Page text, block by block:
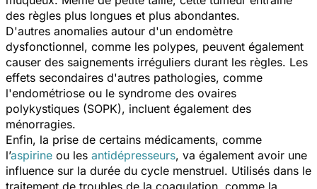
des règles plus longues et plus abondantes.
D'autres anomalies autour d'un endomètre
dysfonctionnel, comme les polypes, peuvent également
causer des saignements irréguliers durant les règles. Les
effets secondaires d'autres pathologies, comme
l'endométriose ou le syndrome des ovaires
polykystiques (SOPK), incluent également des
ménorragies.
Enfin, la prise de certains médicaments, comme
l’aspirine ou les antidépresseurs, va également avoir une
influence sur la durée du cycle menstruel. Utilisés dans le
traitement de troubles de la coagulation, comme la